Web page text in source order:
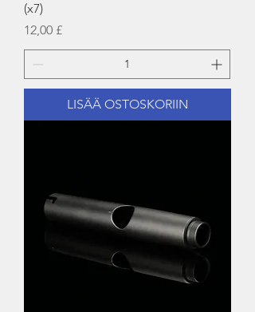
(x7)
Hinta
12,00 £
LISÄÄ OSTOSKORIIN